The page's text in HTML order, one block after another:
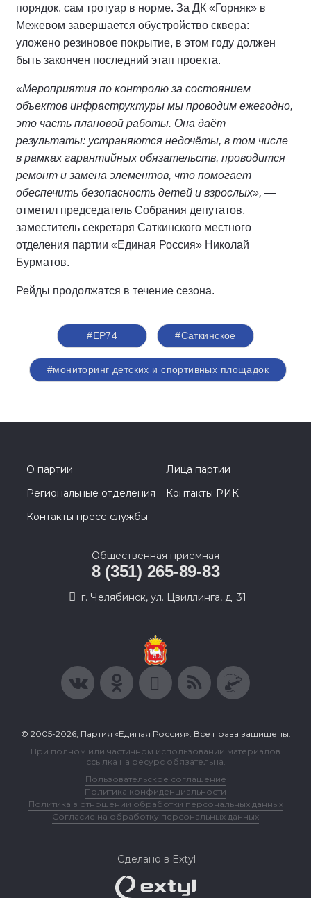
порядок, сам тротуар в норме. За ДК «Горняк» в
Межевом завершается обустройство сквера:
уложено резиновое покрытие, в этом году должен
быть закончен последний этап проекта.
«Мероприятия по контролю за состоянием
объектов инфраструктуры мы проводим ежегодно,
это часть плановой работы. Она даёт
результаты: устраняются недочёты, в том числе
в рамках гарантийных обязательств, проводится
ремонт и замена элементов, что помогает
обеспечить безопасность детей и взрослых», —
отметил председатель Собрания депутатов,
заместитель секретаря Саткинского местного
отделения партии «Единая Россия» Николай
Бурматов.
Рейды продолжатся в течение сезона.
#ЕР74 #Саткинское
#мониторинг детских и спортивных площадок
О партии
Лица партии
Региональные отделения
Контакты РИК
Контакты пресс-службы
Общественная приемная
8 (351) 265-89-83
г. Челябинск, ул. Цвиллинга, д. 31
© 2005-2026, Партия «Единая Россия». Все права защищены.
При полном или частичном использовании материалов
ссылка на ресурс обязательна.
Пользовательское соглашение
Политика конфиденциальности
Политика в отношении обработки персональных данных
Согласие на обработку персональных данных
Сделано в Extyl